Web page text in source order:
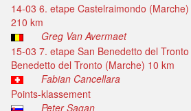
14-03 6. etape Castelraimondo
210 km
Greg Van Avermaet
15-03 7. etape San Benedetto del
Benedetto del Tronto (Marche) 10 km
Fabian Cancellara
Points-klassement
Peter Sagan